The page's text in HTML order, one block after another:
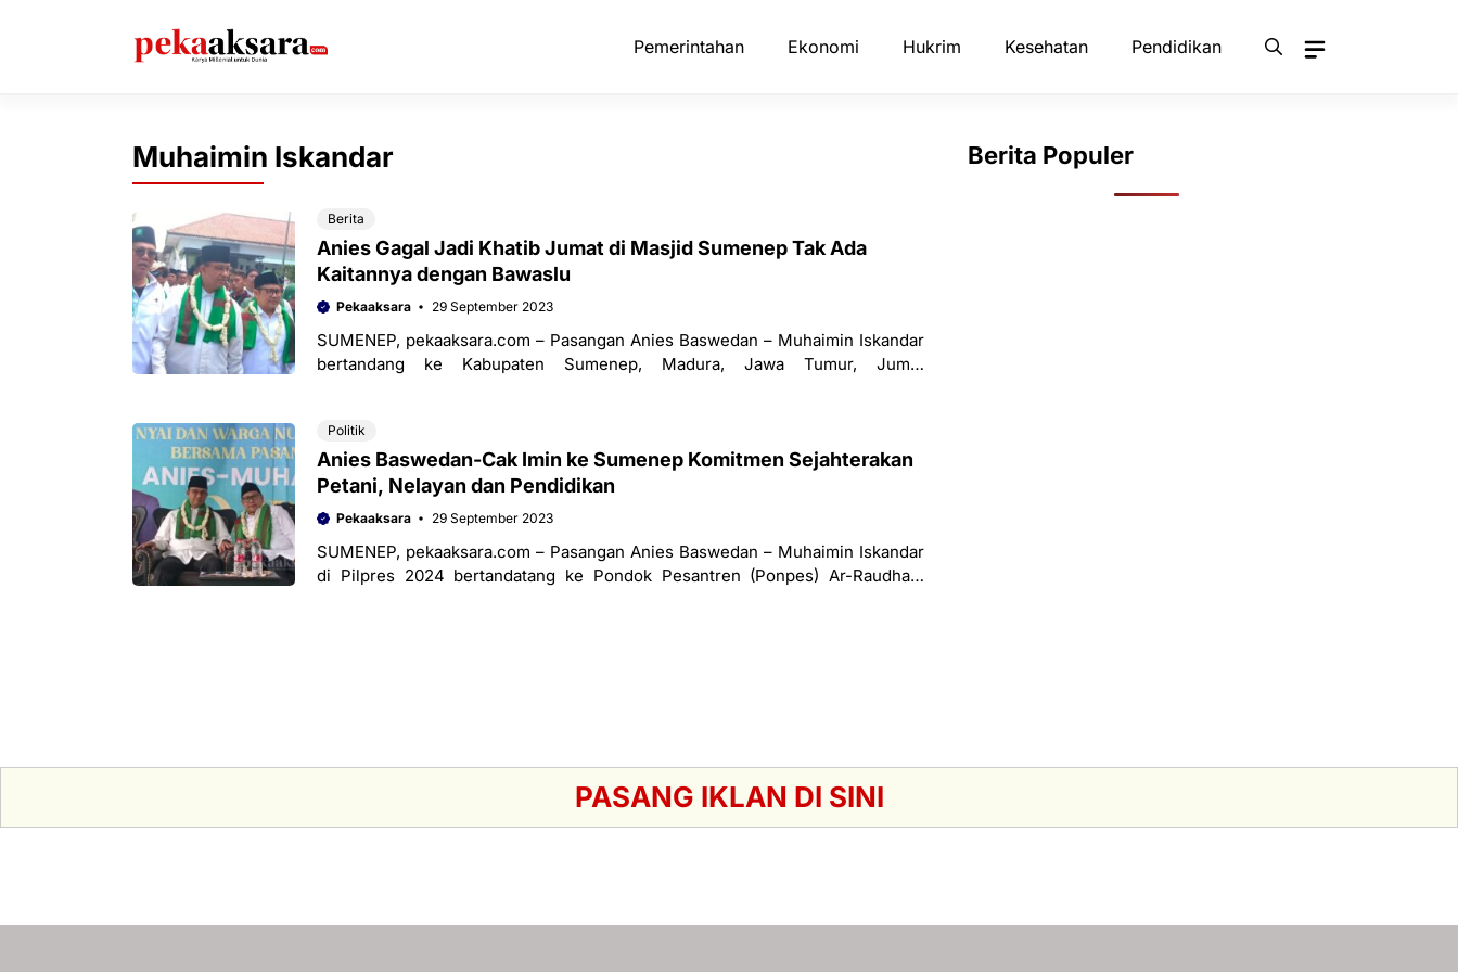
Pemerintahan Ekonomi Hukrim Kesehatan Pendidikan
Muhaimin Iskandar
Berita
Anies Gagal Jadi Khatib Jumat di Masjid Sumenep Tak Ada
Kaitannya dengan Bawaslu
Pekaaksara 29 September 2023
SUMENEP, pekaaksara.com – Pasangan Anies Baswedan – Muhaimin Iskandar
bertandang ke Kabupaten Sumenep, Madura, Jawa Tumur, Jumat
Politik
Anies Baswedan-Cak Imin ke Sumenep Komitmen Sejahterakan
Petani, Nelayan dan Pendidikan
Pekaaksara 29 September 2023
SUMENEP, pekaaksara.com – Pasangan Anies Baswedan – Muhaimin Iskandar
di Pilpres 2024 bertandatang ke Pondok Pesantren (Ponpes) Ar-Raudhah,
Berita Populer
PASANG IKLAN DI SINI